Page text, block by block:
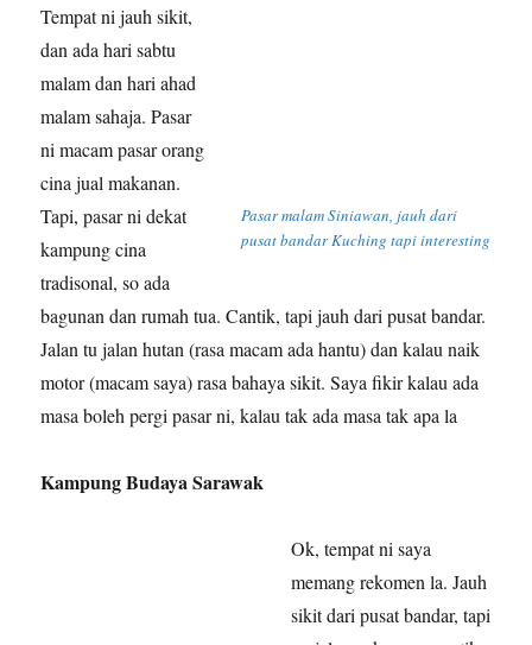
Pasar malam Siniawan, jauh dari
pusat bandar Kuching tapi interesting
Tempat ni jauh sikit,
dan ada hari sabtu
malam dan hari ahad
malam sahaja. Pasar
ni macam pasar orang
cina jual makanan.
Tapi, pasar ni dekat
kampung cina
tradisonal, so ada
bagunan dan rumah tua. Cantik, tapi jauh dari pusat bandar.
Jalan tu jalan hutan (rasa macam ada hantu) dan kalau naik
motor (macam saya) rasa bahaya sikit. Saya fikir kalau ada
masa boleh pergi pasar ni, kalau tak ada masa tak apa la
Kampung Budaya Sarawak
Ok, tempat ni saya
memang rekomen la. Jauh
sikit dari pusat bandar, tapi